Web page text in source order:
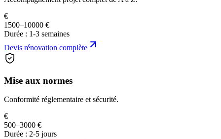
€
1500–10000 €
Durée : 1-3 semaines
Devis rénovation complète
Mise aux normes
Conformité réglementaire et sécurité.
€
500–3000 €
Durée : 2-5 jours